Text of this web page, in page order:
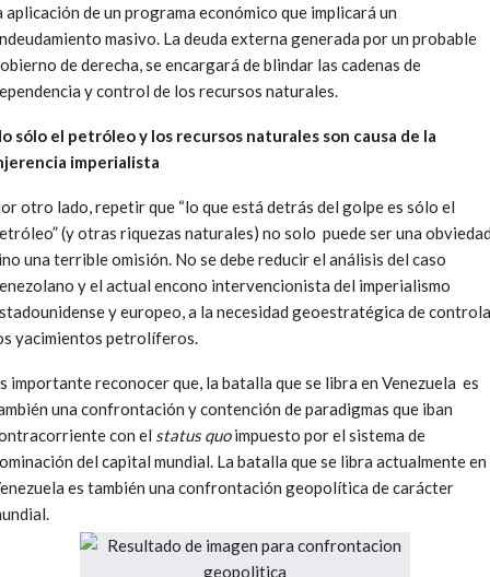
aplicación de un programa económico que implicará un
masivo. La deuda externa generada por un probable
de derecha, se encargará de blindar las cadenas de
y control de los recursos naturales.
sólo el petróleo y los recursos naturales son causa de la
imperialista
otro lado, repetir que “lo que está detrás del golpe es sólo el
(y otras riquezas naturales) no solo puede ser una
una terrible omisión. No se debe reducir el análisis del caso
y el actual encono intervencionista del imperialismo
y europeo, a la necesidad geoestratégica de
yacimientos petrolíferos.
importante reconocer que, la batalla que se libra en Venezuela es
una confrontación y contención de paradigmas que iban
con el status quoimpuesto por el sistema de
del capital mundial. La batalla que se libra actualmente en
es también una confrontación geopolítica de carácter